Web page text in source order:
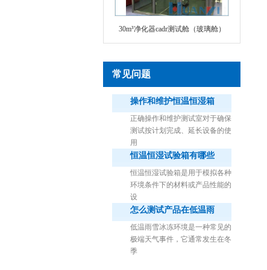
30m³净化器cadr测试舱（玻璃舱）
常见问题
操作和维护恒温恒湿箱
正确操作和维护测试室对于确保
测试按计划完成、延长设备的使
用
恒温恒湿试验箱有哪些
恒温恒湿试验箱是用于模拟各种
环境条件下的材料或产品性能的
设
怎么测试产品在低温雨
低温雨雪冰冻环境是一种常见的
极端天气事件，它通常发生在冬
季